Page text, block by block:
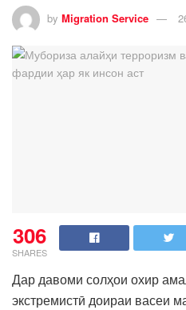
by Migration Service
306
SHARES
Дар давоми солҳои охир
экстремистӣ доираи васеи